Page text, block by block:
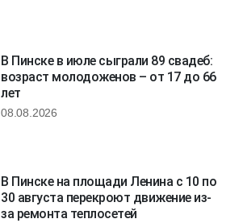
В Пинске в июле сыграли 89 свадеб:
возраст молодоженов – от 17 до 66
лет
08.08.2026
В Пинске на площади Ленина с 10 по
30 августа перекроют движение из-
за ремонта теплосетей